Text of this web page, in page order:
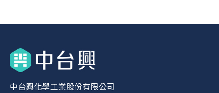
中台興化學工業股份有限公司